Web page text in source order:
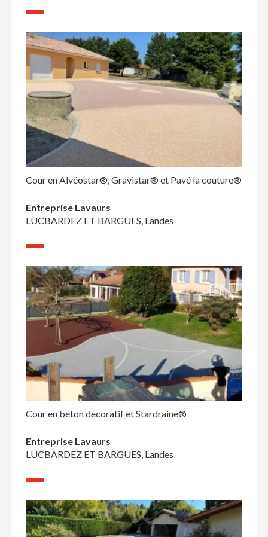
Cour en Alvéostar®, Gravistar® et Pavé la couture®
Entreprise Lavaurs
LUCBARDEZ ET BARGUES, Landes
Cour en béton decoratif et Stardraine®
Entreprise Lavaurs
LUCBARDEZ ET BARGUES, Landes